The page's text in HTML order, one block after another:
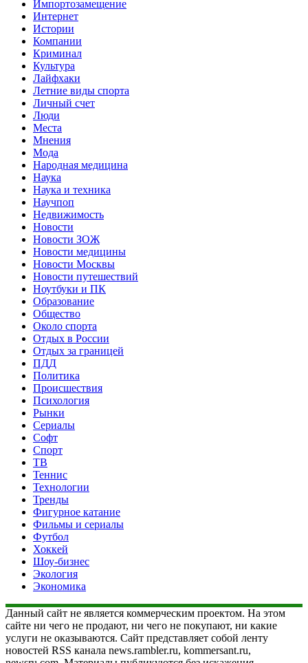
Импортозамещение
Интернет
Истории
Компании
Криминал
Культура
Лайфхаки
Летние виды спорта
Личный счет
Люди
Места
Мнения
Мода
Народная медицина
Наука
Наука и техника
Научпоп
Недвижимость
Новости
Новости ЗОЖ
Новости медицины
Новости Москвы
Новости путешествий
Ноутбуки и ПК
Образование
Общество
Около спорта
Отдых в России
Отдых за границей
ПДД
Политика
Происшествия
Психология
Рынки
Сериалы
Софт
Спорт
ТВ
Теннис
Технологии
Тренды
Фигурное катание
Фильмы и сериалы
Футбол
Хоккей
Шоу-бизнес
Экология
Экономика
Данный сайт не является коммерческим проектом. На этом
сайте ни чего не продают, ни чего не покупают, ни какие
услуги не оказываются. Сайт представляет собой ленту
новостей RSS канала news.rambler.ru, kommersant.ru,